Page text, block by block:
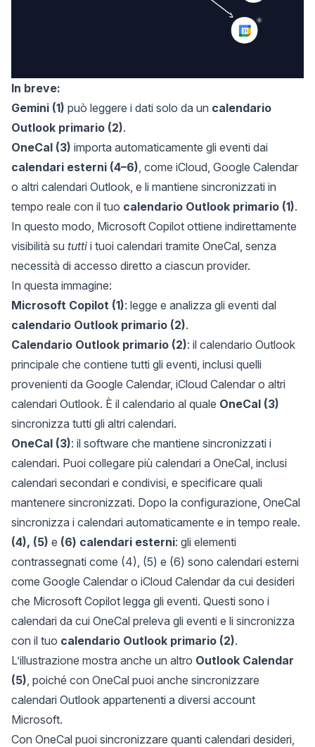
In breve:
Gemini (1) può leggere i dati solo da un calendario
Outlook primario (2).
OneCal (3) importa automaticamente gli eventi dai
calendari esterni (4–6) , come iCloud, Google Calendar
o altri calendari Outlook, e li mantiene sincronizzati in
tempo reale con il tuo calendario Outlook primario (1).
In questo modo, Microsoft Copilot ottiene indirettamente
visibilità su tutti i tuoi calendari tramite OneCal, senza
necessità di accesso diretto a ciascun provider.
In questa immagine:
Microsoft Copilot (1): legge e analizza gli eventi dal
calendario Outlook primario (2).
Calendario Outlook primario (2): il calendario Outlook
principale che contiene tutti gli eventi, inclusi quelli
provenienti da Google Calendar, iCloud Calendar o altri
calendari Outlook. È il calendario al quale OneCal (3)
sincronizza tutti gli altri calendari.
OneCal (3): il software che mantiene sincronizzati i
calendari. Puoi collegare più calendari a OneCal, inclusi
calendari secondari e condivisi, e specificare quali
mantenere sincronizzati. Dopo la configurazione, OneCal
sincronizza i calendari automaticamente e in tempo reale.
(4), (5) e (6) calendari esterni: gli elementi
contrassegnati come (4), (5) e (6) sono calendari esterni
come Google Calendar o iCloud Calendar da cui desideri
che Microsoft Copilot legga gli eventi. Questi sono i
calendari da cui OneCal preleva gli eventi e li sincronizza
con il tuo calendario Outlook primario (2).
L’illustrazione mostra anche un altro Outlook Calendar
(5) , poiché con OneCal puoi anche sincronizzare
calendari Outlook appartenenti a diversi account
Microsoft.
Con OneCal puoi sincronizzare quanti calendari desideri,